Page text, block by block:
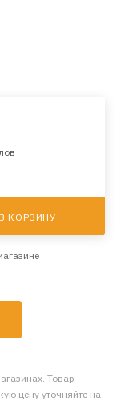
КОРЗИНУ
Товар
цену уточняйте на